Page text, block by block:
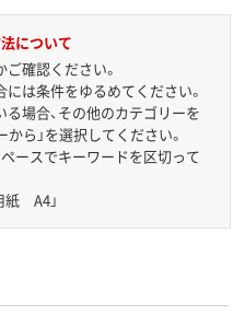
について
確認ください。
は条件をゆるめてください。
場合、その他のカテゴリーを
ら」を選択してください。
ースでキーワードを区切って
紙 A4」